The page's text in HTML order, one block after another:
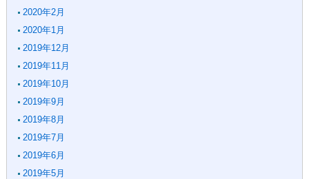
2020年2月
2020年1月
2019年12月
2019年11月
2019年10月
2019年9月
2019年8月
2019年7月
2019年6月
2019年5月